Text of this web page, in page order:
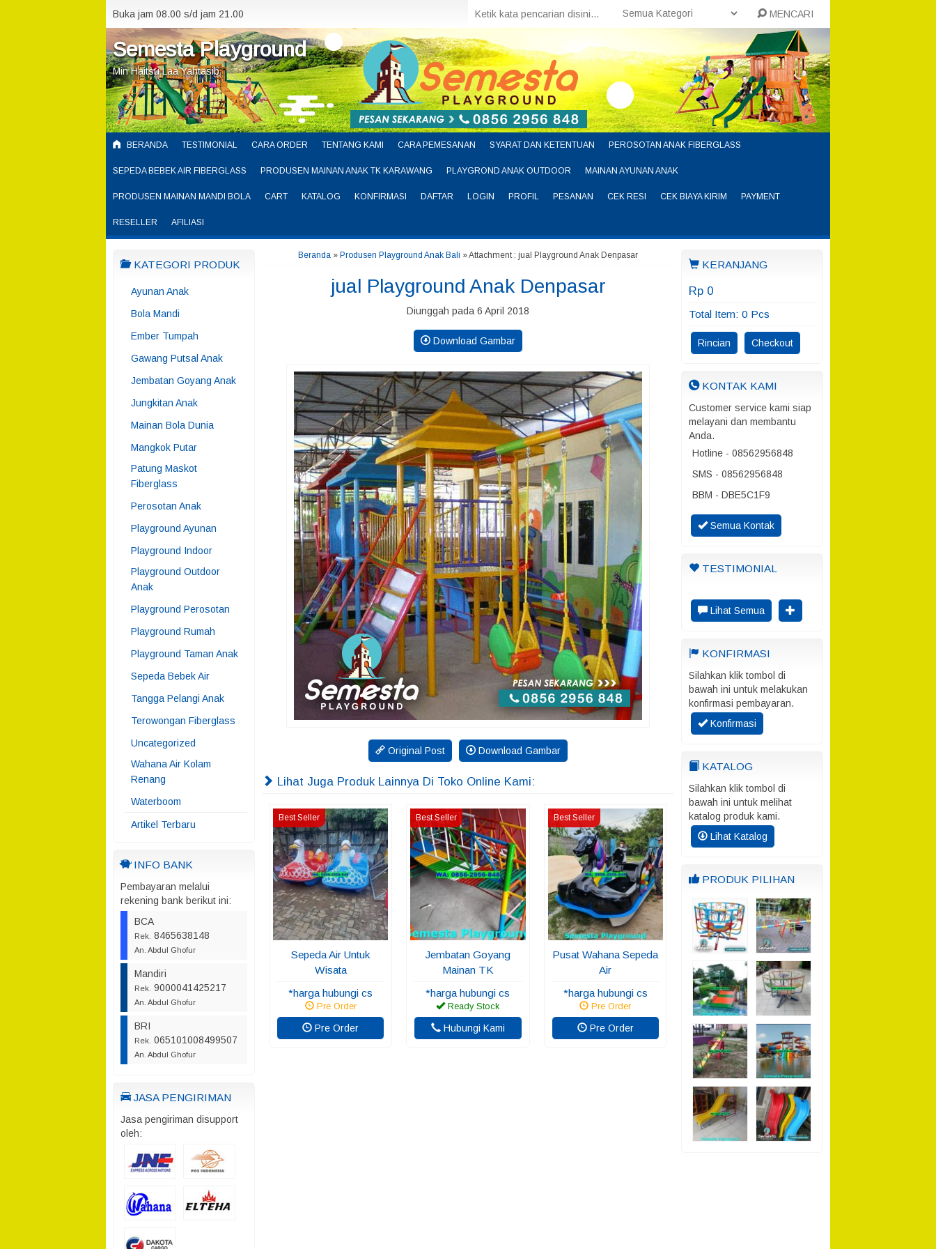
Buka jam 08.00 s/d jam 21.00 MENCARI
Semesta Playground
Min Haitsu Laa Yahtasib
BERANDA TESTIMONIAL CARA ORDER TENTANG KAMI CARA PEMESANAN SYARAT DAN KETENTUAN PEROSOTAN ANAK FIBERGLASS
SEPEDA BEBEK AIR FIBERGLASS PRODUSEN MAINAN ANAK TK KARAWANG PLAYGROND ANAK OUTDOOR MAINAN AYUNAN ANAK
PRODUSEN MAINAN MANDI BOLA CART KATALOG KONFIRMASI DAFTAR LOGIN PROFIL PESANAN CEK RESI CEK BIAYA KIRIM PAYMENT
RESELLER AFILIASI
KATEGORI PRODUK
Ayunan Anak
Bola Mandi
Ember Tumpah
Gawang Putsal Anak
Jembatan Goyang Anak
Jungkitan Anak
Mainan Bola Dunia
Mangkok Putar
Patung Maskot
Fiberglass
Perosotan Anak
Playground Ayunan
Playground Indoor
Playground Outdoor
Anak
Playground Perosotan
Playground Rumah
Playground Taman Anak
Sepeda Bebek Air
Tangga Pelangi Anak
Terowongan Fiberglass
Uncategorized
Wahana Air Kolam
Renang
Waterboom
Artikel Terbaru
INFO BANK
Pembayaran melalui
rekening bank berikut ini:
BCA
Rek. 8465638148
An. Abdul Ghofur
Mandiri
Rek. 9000041425217
An. Abdul Ghofur
BRI
Rek. 065101008499507
An. Abdul Ghofur
JASA PENGIRIMAN
Jasa pengiriman disupport
oleh:
Beranda » Produsen Playground Anak Bali » Attachment : jual Playground Anak Denpasar
jual Playground Anak Denpasar
Diunggah pada 6 April 2018
Download Gambar
Original Post Download Gambar
Lihat Juga Produk Lainnya Di Toko Online Kami:
Best Seller
Sepeda Air Untuk
Wisata
*harga hubungi cs
Pre Order
Pre Order
Best Seller
Jembatan Goyang
Mainan TK
*harga hubungi cs
Ready Stock
Hubungi Kami
Best Seller
Pusat Wahana Sepeda
Air
*harga hubungi cs
Pre Order
Pre Order
KERANJANG
Rp 0
Total Item: 0 Pcs
Rincian Checkout
KONTAK KAMI
Customer service kami siap
melayani dan membantu
Anda.
Hotline - 08562956848
SMS - 08562956848
BBM - DBE5C1F9
Semua Kontak
TESTIMONIAL
Lihat Semua
KONFIRMASI
Silahkan klik tombol di
bawah ini untuk melakukan
konfirmasi pembayaran.
Konfirmasi
KATALOG
Silahkan klik tombol di
bawah ini untuk melihat
katalog produk kami.
Lihat Katalog
PRODUK PILIHAN